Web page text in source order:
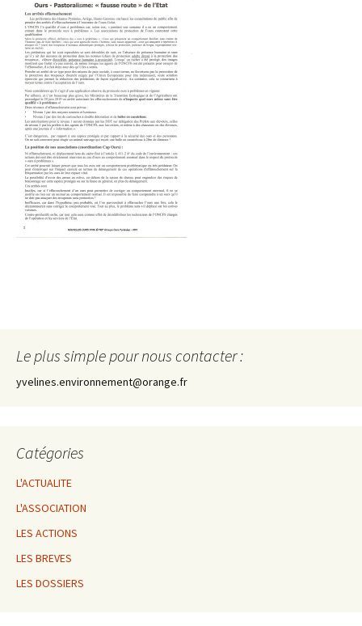
Le plus simple pour nous contacter :
yvelines.environnement@orange.fr
Catégories
L'ACTUALITE
L'ASSOCIATION
LES ACTIONS
LES BREVES
LES DOSSIERS